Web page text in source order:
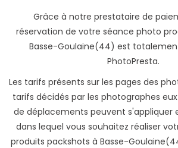
Grâce à notre prestataire de
réservation de votre séance photo
Basse-Goulaine(44) est
PhotoPresta.
Les tarifs présents sur les pages des
tarifs décidés par les photographes
de déplacements peuvent s'appliquer
dans lequel vous souhaitez réaliser
produits packshots à Basse-